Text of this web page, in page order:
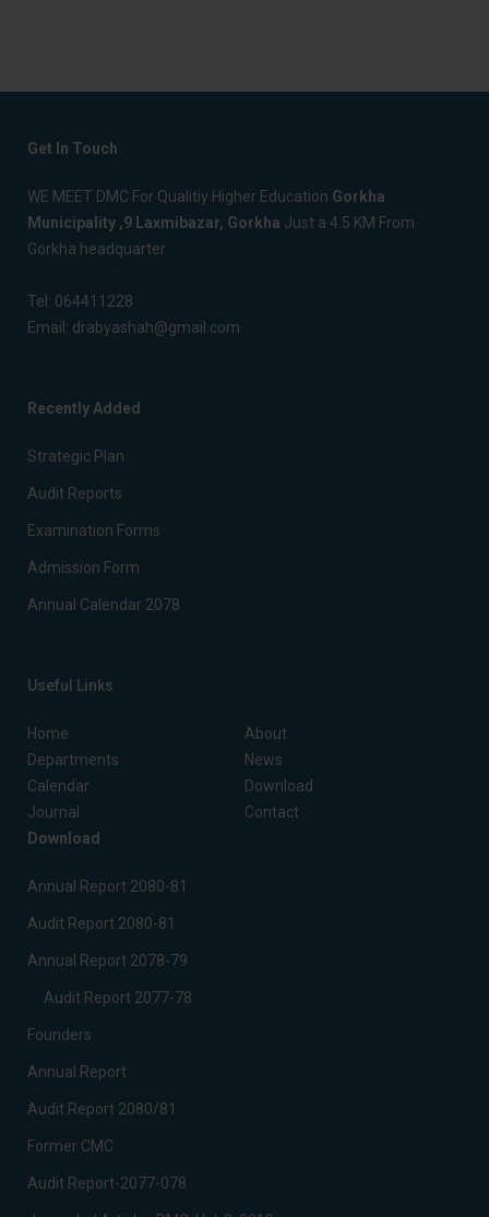
Get In Touch
WE MEET DMC For Qualitiy Higher Education Gorkha
Municipality ,9 Laxmibazar, Gorkha Just a 4.5 KM From
Gorkha headquarter
Tel: 064411228
Email: drabyashah@gmail.com
Recently Added
Strategic Plan
Audit Reports
Examination Forms
Admission Form
Annual Calendar 2078
Useful Links
Home
About
Departments
News
Calendar
Download
Journal
Contact
Download
Annual Report 2080-81
Audit Report 2080-81
Annual Report 2078-79
Audit Report 2077-78
Founders
Annual Report
Audit Report 2080/81
Former CMC
Audit Report-2077-078